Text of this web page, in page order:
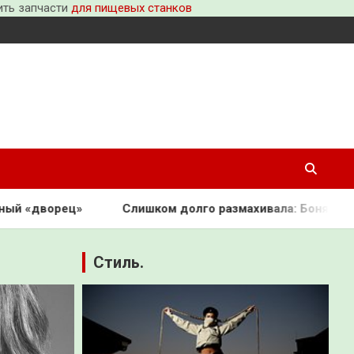
запчасти для пищевых станков
Слишком долго размахивала: Боня опозорилась на
Стиль.